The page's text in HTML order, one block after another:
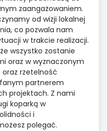
zaangażowaniem.
od wizji lokalnej
co pozwala nam
w trakcie realizacji.
wszystko zostanie
oraz w wyznaczonym
rzetelność
partnerem
projektach. Z nami
koparką w
i
polegać.